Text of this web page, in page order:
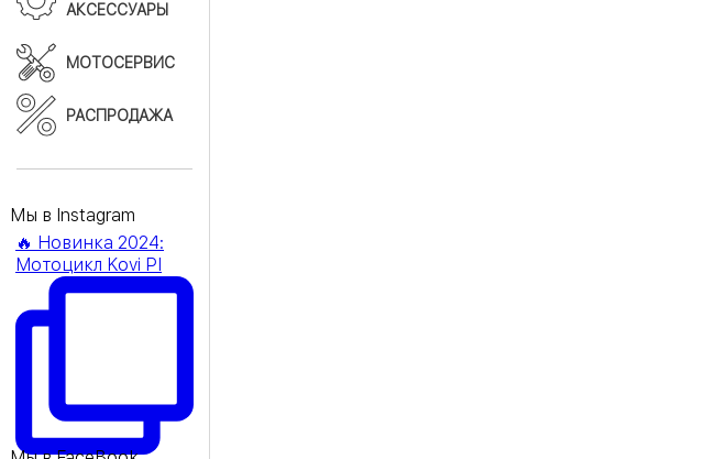
АКСЕССУАРЫ
МОТОСЕРВИС
РАСПРОДАЖА
Мы в Instagram
🔥 Новинка 2024:
Мотоцикл Kovi PI